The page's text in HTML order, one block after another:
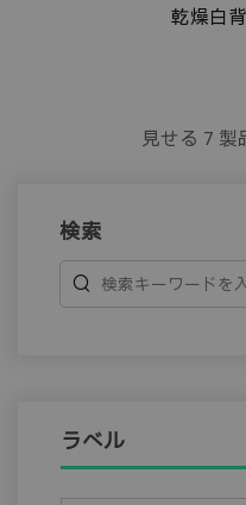
検索
ラベル
乾燥白
見せる 7 製